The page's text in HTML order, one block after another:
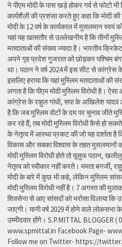
ने पीएम मोदी के पास खड़े होकर गर्व से फोटो भी
कार्यशैली की प्रशंसा करते हुए कहा कि मोदी की
मोदी के 12 वर्ष के कार्यकाल में मुसलमान स्वयं
यहां यह खासतौर से उल्लेखनीय है कि तीनों
मतदाताओं की संख्या ज्यादा है। भारतीय
अपने गृह प्रदेश गुजरात को छोड़कर पश्चिम
था। पठान ने वर्ष 2024 में इस सीट से कांग्रेस
इसलिए हराया कि यहां मुस्लिम मतदाताओं की
लगता है कि पीएम मोदी मुस्लिम विरोधी है।
कांग्रेस के राहुल गांधी, सपा के अखिलेश यादव
है कि जब मुस्लिम वोटों के दम पर चुनाव जीते
कर रहे हैं, तब मोदी मुस्लिम विरोधी कैसे हो सकते
के नेतृत्व में आस्था प्रकट की जो यह दर्शाता है
विकास और सबका विश्वास के तहत मुसलमानों
मोदी मुस्लिम विरोधी होते तो यूसुफ पठान,
नेतृत्व को स्वीकार नहीं करते। ममता बनर्जी,
मोदी के बारे में कुछ भी कहे, लेकिन मुस्लिम
मोदी मुस्लिम विरोधी नहीं है। 7 अगस्त की
शिवसेना से आए सांसदों को भरोसा दिलाया कि
जाएगी। यानी वर्ष 2029 में होने वाले
उम्मीदवार होंगे। S.P.MITTAL BLOGGER
www.spmittal.in Facebook Page-
Follow me on Twitter- https://